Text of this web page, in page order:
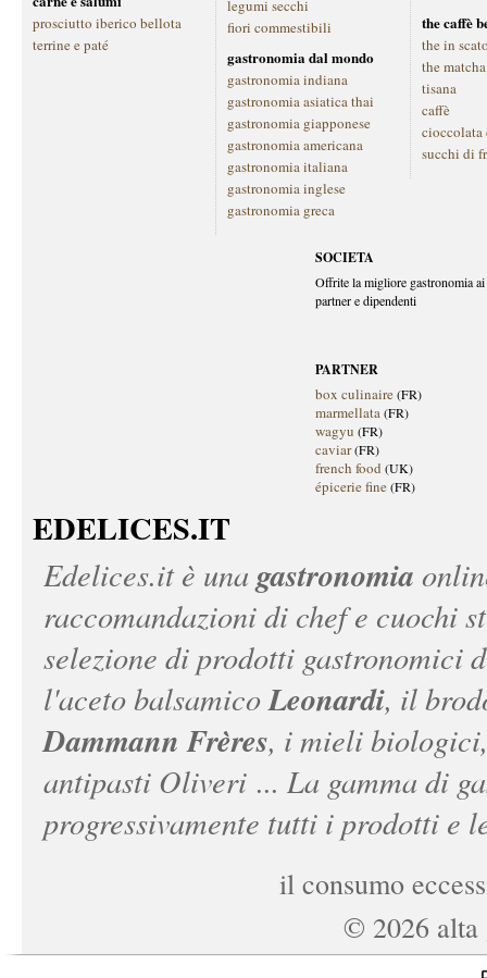
prosciutto iberico bellota
terrine e paté
legumi secchi
fiori commestibili
gastronomia dal mondo
gastronomia indiana
gastronomia asiatica thai
gastronomia giapponese
gastronomia americana
gastronomia italiana
gastronomia inglese
gastronomia greca
the caffè
the in
the matcha
tisana
caffè
cioccolata
succhi di
SOCIETA
Offrite la migliore gastronomia
partner e dipendenti
PARTNER
box culinaire(FR)
marmellata(FR)
wagyu (FR)
caviar(FR)
french food (UK)
épicerie fine(FR)
EDELICES.IT
Edelices.itè una gastronomia
raccomandazioni di chef e cuochi
selezione di prodotti gastronomici
l'aceto balsamicoLeonardi, il
Dammann Frères, i mieli
antipasti Oliveri ... La gamma di
progressivamente tutti i prodotti e
il consumo
© 2026